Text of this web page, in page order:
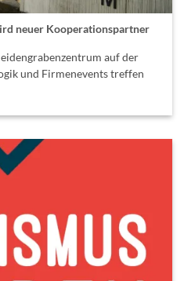
neuer Kooperationspartner
auf der
und Firmenevents treffen